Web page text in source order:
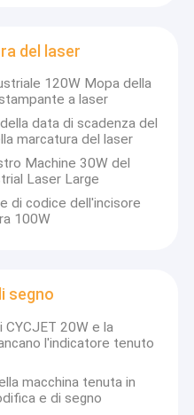
del laser
120W Mopa della
a laser
data di scadenza del
marcatura del laser
Machine 30W del
Laser Large
di codice dell'incisore
100W
segno
20W e la
l'indicatore tenuto
macchina tenuta in
e di segno